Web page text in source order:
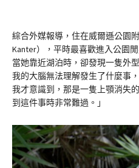
綜合外媒報導，住在威爾遜公園
Kanter），平時最喜歡進入公園
當她靠近湖泊時，卻發現一隻外
我的大腦無法理解發生了什麼事
我才意識到，那是一隻上顎消失
到這件事時非常難過。」